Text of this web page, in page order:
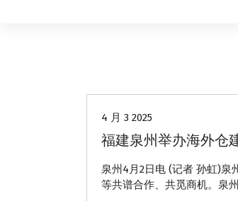
4 月 3 2025
福建泉州举办海外仓
泉州4月2日电 (记者 孙虹)泉
等共谱合作、共觅商机。泉